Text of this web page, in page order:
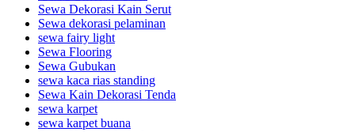
Sewa Dekorasi Kain Serut
Sewa dekorasi pelaminan
sewa fairy light
Sewa Flooring
Sewa Gubukan
sewa kaca rias standing
Sewa Kain Dekorasi Tenda
sewa karpet
sewa karpet buana